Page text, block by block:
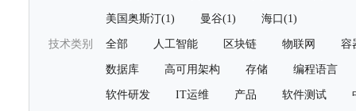
美国奥斯汀(1) 曼谷(1) 海口(1)
技术类别 全部 人工智能 区块链 物联网 容
数据库 高可用架构 存储 编程语言
软件研发 IT运维 产品 软件测试